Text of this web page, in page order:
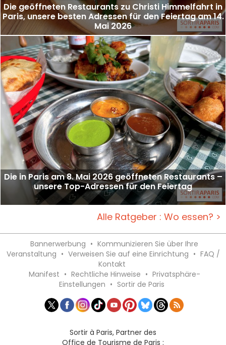
Die geöffneten Restaurants zu Christi Himmelfahrt in
Paris, unsere besten Adressen für den Feiertag am 14.
Mai 2026
Die in Paris am 8. Mai 2026 geöffneten Restaurants –
unsere Top-Adressen für den Feiertag
Alle Ratgeber : Wo essen? >
Bannerwerbung • Kommunizieren Sie über Ihre
Veranstaltung • Verweisen Sie auf eine Einrichtung • FAQ /
Kontakt
Manifest • Rechtliche Hinweise • Privatsphäre-
Einstellungen • Sortir de Paris
Sortir à Paris, Partner des
Office de Tourisme de Paris :